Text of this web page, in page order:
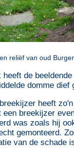
reliëf van oud
heeft de
domme
heeft
een breekijzer
was zoals hij
gemonteerd.
van de schade